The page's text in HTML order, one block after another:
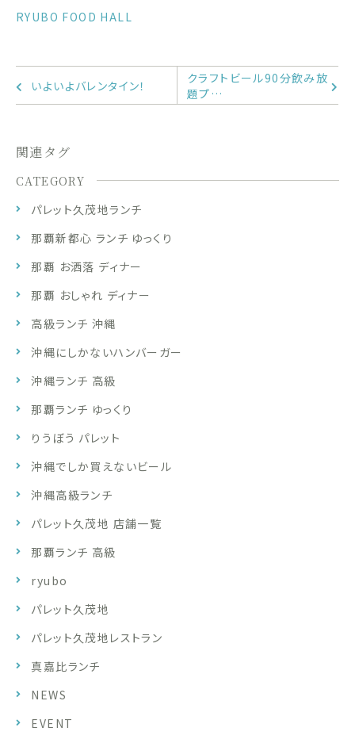
RYUBO FOOD HALL
いよいよバレンタイン！
クラフトビール90分飲み放
題プ…
関連タグ
CATEGORY
パレット久茂地ランチ
那覇新都心 ランチ ゆっくり
那覇 お洒落 ディナー
那覇 おしゃれ ディナー
高級ランチ 沖縄
沖縄にしかないハンバーガー
沖縄ランチ 高級
那覇ランチ ゆっくり
りうぼう パレット
沖縄でしか買えないビール
沖縄高級ランチ
パレット久茂地 店舗一覧
那覇ランチ 高級
ryubo
パレット久茂地
パレット久茂地レストラン
真嘉比ランチ
NEWS
EVENT